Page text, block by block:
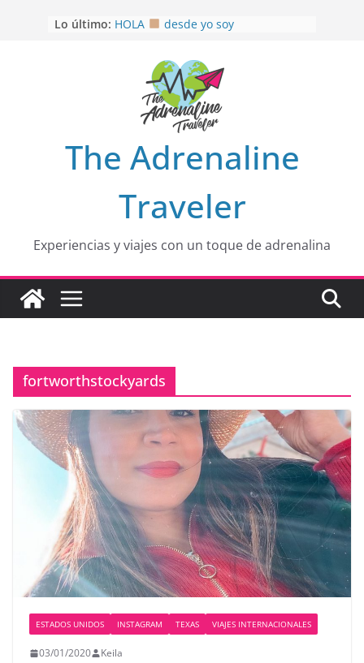
Lo último: HOLA
desde yo soy
EL SENDERO DEL CACAO: Excelente
opción
HOSPEDAJE AL NATURALSHH !!
OTRA PERSPECTIVA de RÍO EL
MULITO!
The Adrenaline
Traveler
Experiencias y viajes con un toque de adrenalina
fortworthstockyards
ESTADOS UNIDOS INSTAGRAM TEXAS VIAJES INTERNACIONALES
03/01/2020 Keila